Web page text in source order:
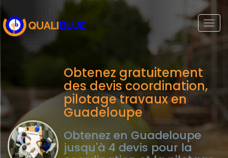
Obtenez gratuitement
des devis coordination,
pilotage travaux en
Guadeloupe
Obtenez en Guadeloupe
jusqu'à 4 devis pour la